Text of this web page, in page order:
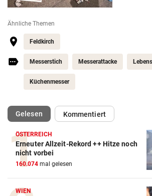
Ähnliche Themen
Feldkirch
Messerstich Messerattacke
Küchenmesser
Gelesen(ausgewählt)Kommentiert
ÖSTERREICH
Erneuter Allzeit-Rekord ++ Hitze noch
nicht vorbei
160.074 mal gelesen
WIEN